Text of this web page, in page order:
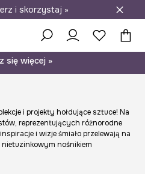
do salonów
i skorzystaj »
się więcej »
i projekty hołdujące sztuce! Na
reprezentujących różnorodne
i wizje śmiało przelewają na
nietuzinkowym nośnikiem